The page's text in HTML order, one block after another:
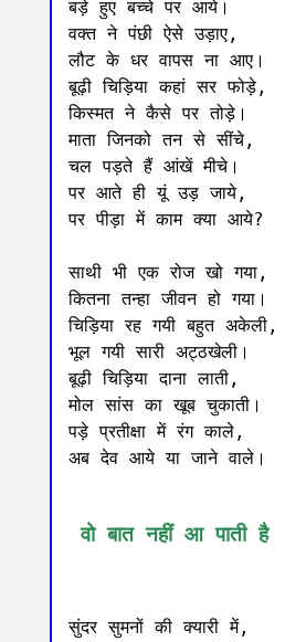
बड़े हुए बच्चे पर आये।
वक्त ने पंछी ऐसे उड़ाए,
लौट के धर वापस ना आए।
बूढ़ी चिड़िया कहां सर फोड़े,
किस्मत ने कैसे पर तोड़े।
माता जिनको तन से सींचे,
चल पड़ते हैं आंखें मीचे।
पर आते ही यूं उड़ जाये,
पर पीड़ा में काम क्या आये?
साथी भी एक रोज खो गया,
कितना तन्हा जीवन हो गया।
चिड़िया रह गयी बहुत अकेली,
भूल गयी सारी अट्ठखेली।
बूढ़ी चिड़िया दाना लाती,
मोल सांस का खूब चुकाती।
पड़े प्रतीक्षा में रंग काले,
अब देव आये या जाने वाले।
वो बात नहीं आ पाती है
सुंदर सुमनों की क्यारी में,